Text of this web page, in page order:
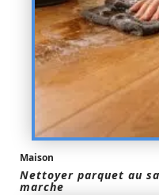
Maison
Nettoyer parquet au
marche